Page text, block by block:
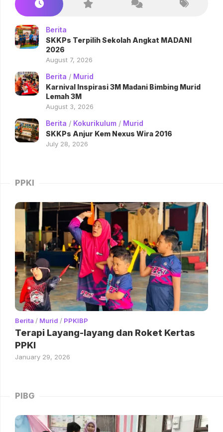
Berita
SKKPs Terpilih Sekolah Angkat MADANI
2026
August 7, 2026
Berita / Murid
Karnival Inspirasi 3M Madani Bimbing Murid
Lemah 3M
August 3, 2026
Berita / Kokurikulum / Murid
SKKPs Anjur Kem Nexus Wira 2016
July 28, 2026
PPKI
Berita / Murid / PPKIBP
Terapi Layang-layang dan Roket Kertas
PPKI
January 29, 2026
PIBG